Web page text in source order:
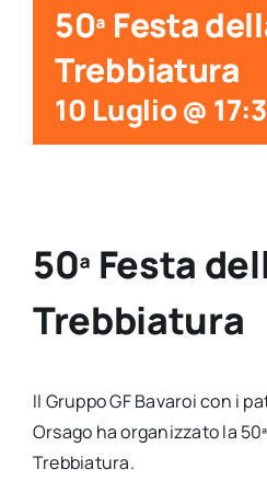
50ª Festa
Trebbiatura
10 Luglio @
50ª Festa
Trebbiatura
Il Gruppo GF Bavaroi con i
Orsago ha organizzato la
Trebbiatura.